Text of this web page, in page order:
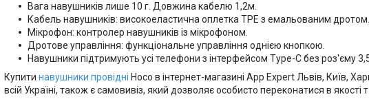
Вага навушників лише 10 г. Довжина кабелю 1,2м.
Кабель навушників: високоеластична оплетка TPE з емальованим дротом.
Мікрофон: контролер навушників із мікрофоном.
Дротове управління: функціональне управління однією кнопкою.
Навушники підтримують усі телефони з інтерфейсом Type-C без роз'єму
Купити навушники провідні Hoco в інтернет-магазині App Expert Львів, Київ,
всій Україні, також є самовивіз, який дозволяє особисто переконатися в якості